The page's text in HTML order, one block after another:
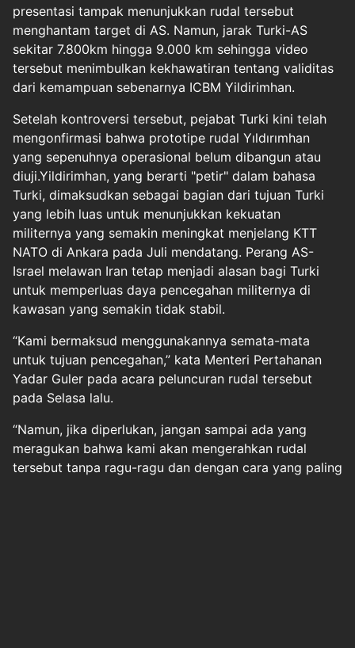
presentasi tampak menunjukkan rudal tersebut
menghantam target di AS. Namun, jarak Turki-AS
sekitar 7.800km hingga 9.000 km sehingga video
tersebut menimbulkan kekhawatiran tentang validitas
dari kemampuan sebenarnya ICBM Yildirimhan.
Setelah kontroversi tersebut, pejabat Turki kini telah
mengonfirmasi bahwa prototipe rudal Yıldırımhan
yang sepenuhnya operasional belum dibangun atau
diuji.Yildirimhan, yang berarti "petir" dalam bahasa
Turki, dimaksudkan sebagai bagian dari tujuan Turki
yang lebih luas untuk menunjukkan kekuatan
militernya yang semakin meningkat menjelang KTT
NATO di Ankara pada Juli mendatang. Perang AS-
Israel melawan Iran tetap menjadi alasan bagi Turki
untuk memperluas daya pencegahan militernya di
kawasan yang semakin tidak stabil.
“Kami bermaksud menggunakannya semata-mata
untuk tujuan pencegahan,” kata Menteri Pertahanan
Yadar Guler pada acara peluncuran rudal tersebut
pada Selasa lalu.
“Namun, jika diperlukan, jangan sampai ada yang
meragukan bahwa kami akan mengerahkan rudal
tersebut tanpa ragu-ragu dan dengan cara yang paling